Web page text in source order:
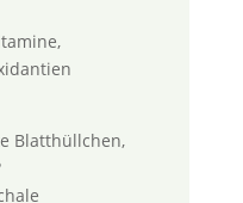
Blatthüllchen,